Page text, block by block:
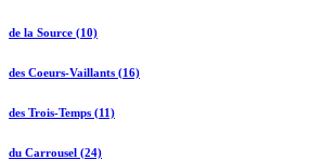
de la Source (10)
des Coeurs-Vaillants (16)
des Trois-Temps (11)
du Carrousel (24)